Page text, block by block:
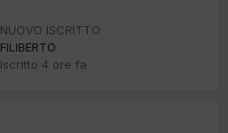
NUOVO ISCRITTO
FILIBERTO
Iscritto 4 ore fa